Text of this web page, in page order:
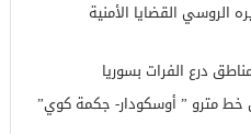
الروسي القضايا الأمنية